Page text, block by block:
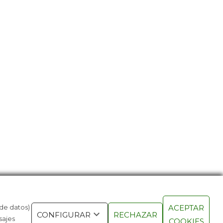
datos)
CONFIGURAR RECHAZAR
ACEPTAR
GENERACIÓN DE
LA